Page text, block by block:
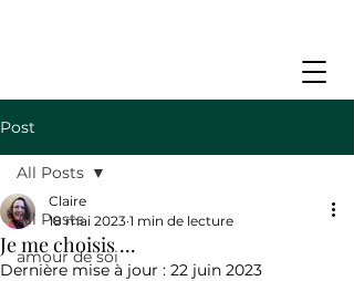
Post
All Posts
amour de soi
All Posts
Je me choisis ...
Claire
18 mai 2023 1 min de lecture
Dernière mise à jour : 22 juin 2023